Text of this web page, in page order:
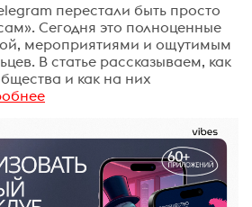
перестали быть просто
Сегодня это полноценные
мероприятиями и ощутимым
В статье рассказываем, как
и как на них